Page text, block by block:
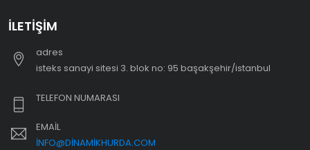
İLETIŞIM
adres
i̇steks sanayi sitesi 3. blok no: 95 başakşehir/i̇stanbul
TELEFON NUMARASI
EMAIL
INFO@DINAMIKHURDA.COM